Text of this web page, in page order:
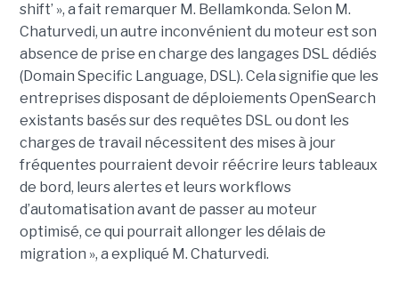
shift’ », a fait remarquer M. Bellamkonda. Selon M.
Chaturvedi, un autre inconvénient du moteur est son
absence de prise en charge des langages DSL dédiés
(Domain Specific Language, DSL). Cela signifie que les
entreprises disposant de déploiements OpenSearch
existants basés sur des requêtes DSL ou dont les
charges de travail nécessitent des mises à jour
fréquentes pourraient devoir réécrire leurs tableaux
de bord, leurs alertes et leurs workflows
d’automatisation avant de passer au moteur
optimisé, ce qui pourrait allonger les délais de
migration », a expliqué M. Chaturvedi.